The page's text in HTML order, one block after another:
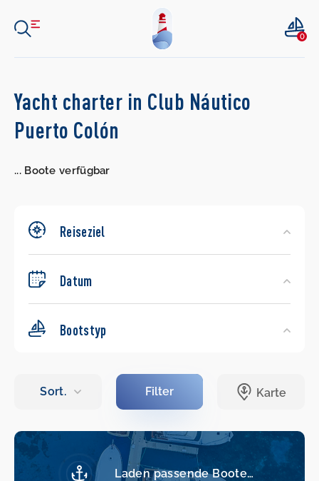
0
Search
Yachts
Yacht charter in Club Náutico
Puerto Colón
...Boote verfügbar
Reiseziel
Datum
Bootstyp
Laden passende Boote…